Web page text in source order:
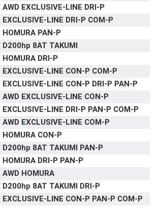
EXCLUSIVE-LINE DRI-P
LINE DRI-P COM-P
PAN-P
8AT TAKUMI
DRI-P
LINE CON-P COM-P
LINE CON-P DRI-P PAN-P
EXCLUSIVE-LINE CON-P
LINE DRI-P PAN-P COM-P
EXCLUSIVE-LINE COM-P
CON-P
D200hp 8AT TAKUMI PAN-P
DRI-P PAN-P
HOMURA
8AT TAKUMI DRI-P
LINE CON-P PAN-P COM-P